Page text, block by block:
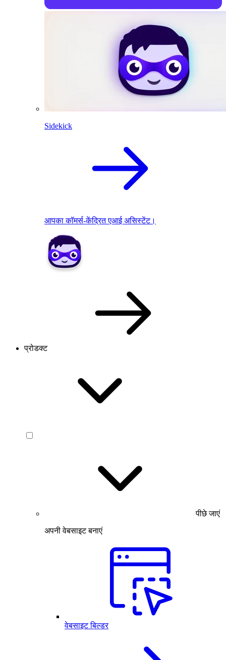
Sidekick
आपका कॉमर्स-केंद्रित एआई असिस्टेंट।
प्रोडक्ट
पीछे जाएं
अपनी वेबसाइट बनाएं
वेबसाइट बिल्डर